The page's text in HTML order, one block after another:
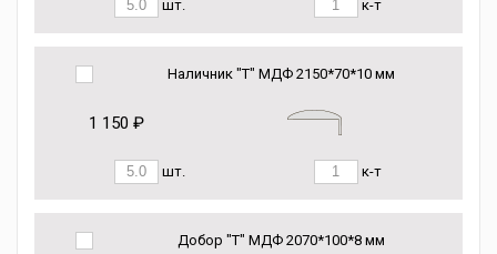
шт. к-т
Наличник "Т" МДФ 2150*70*10 мм
1 150 ₽
шт. к-т
Добор "Т" МДФ 2070*100*8 мм